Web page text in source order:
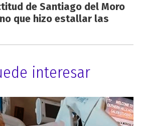
de Santiago del Moro
que hizo estallar las
interesar